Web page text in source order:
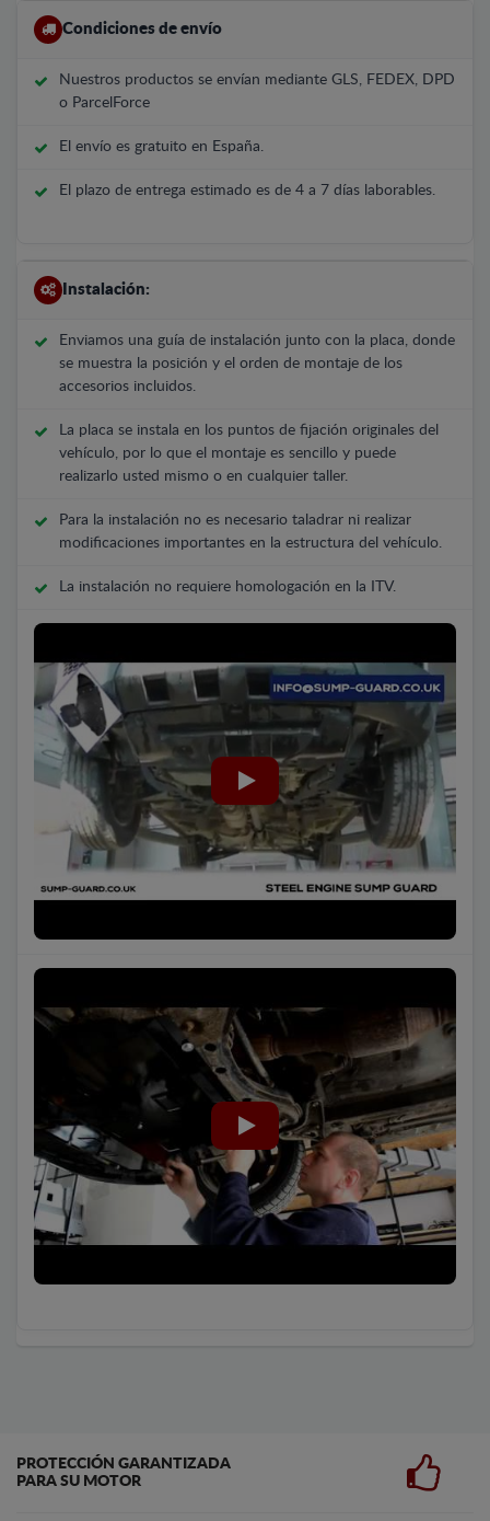
Condiciones de envío
Nuestros productos se envían mediante GLS, FEDEX, DPD
o ParcelForce
El envío es gratuito en España.
El plazo de entrega estimado es de 4 a 7 días laborables.
Instalación:
Enviamos una guía de instalación junto con la placa, donde
se muestra la posición y el orden de montaje de los
accesorios incluidos.
La placa se instala en los puntos de fijación originales del
vehículo, por lo que el montaje es sencillo y puede
realizarlo usted mismo o en cualquier taller.
Para la instalación no es necesario taladrar ni realizar
modificaciones importantes en la estructura del vehículo.
La instalación no requiere homologación en la ITV.
PROTECCIÓN GARANTIZADA
PARA SU MOTOR